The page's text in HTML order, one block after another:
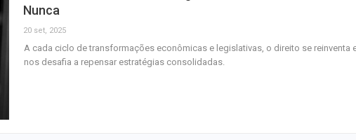
Nunca
20 set, 2025
A cada ciclo de transformações econômicas e legislativas, o direito se reinventa
nos desafia a repensar estratégias consolidadas.